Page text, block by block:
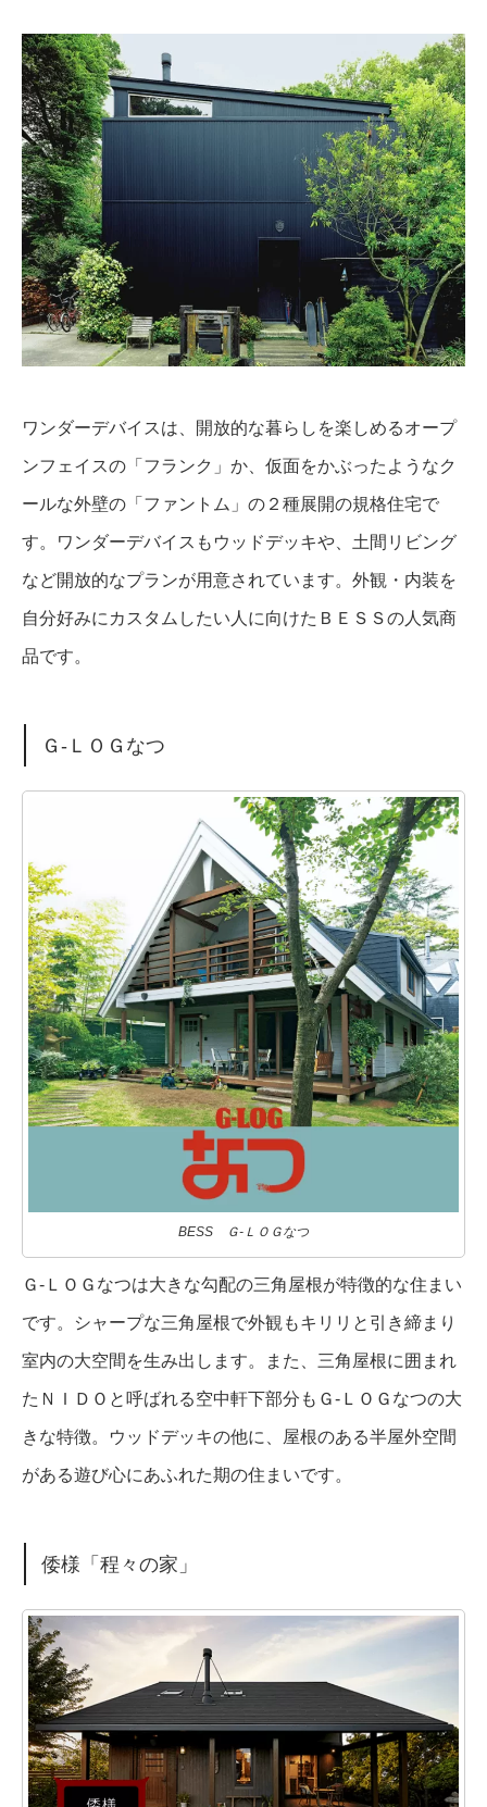
ワンダーデバイスは、開放的な暮らしを楽しめるオープ
ンフェイスの「フランク」か、仮面をかぶったようなク
ールな外壁の「ファントム」の２種展開の規格住宅で
す。ワンダーデバイスもウッドデッキや、土間リビング
など開放的なプランが用意されています。外観・内装を
自分好みにカスタムしたい人に向けたＢＥＳＳの人気商
品です。
Ｇ-ＬＯＧなつ
BESS Ｇ-ＬＯＧなつ
Ｇ-ＬＯＧなつは大きな勾配の三角屋根が特徴的な住まい
です。シャープな三角屋根で外観もキリリと引き締まり
室内の大空間を生み出します。また、三角屋根に囲まれ
たＮＩＤＯと呼ばれる空中軒下部分もＧ-ＬＯＧなつの大
きな特徴。ウッドデッキの他に、屋根のある半屋外空間
がある遊び心にあふれた期の住まいです。
倭様「程々の家」